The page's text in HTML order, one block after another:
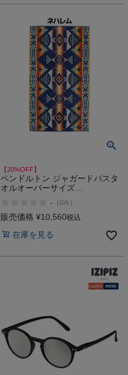
【20%OFF】
ペンドルトン ジャガードバスタ
オルオーバーサイズ
Towel Oversize- （0件 ）
販売価格 ¥10,560税込
在庫を見る